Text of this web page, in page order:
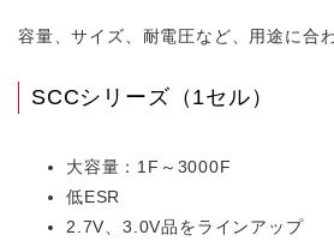
容量、サイズ、耐電圧など、用途に合
SCCシリーズ（1セル）
大容量：1F～3000F
低ESR
2.7V、3.0V品をラインアップ